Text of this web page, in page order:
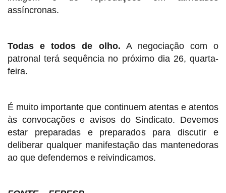
assíncronas.
Todas e todos de olho. A negociação com o
patronal terá sequência no próximo dia 26, quarta-
feira.
É muito importante que continuem atentas e atentos
às convocações e avisos do Sindicato. Devemos
estar preparadas e preparados para discutir e
deliberar qualquer manifestação das mantenedoras
ao que defendemos e reivindicamos.